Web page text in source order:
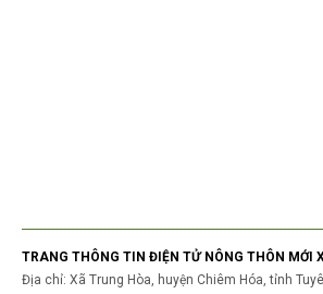
TRANG THÔNG TIN ĐIỆN TỬ NÔNG THÔN MỚI
Địa chỉ: Xã Trung Hòa, huyện Chiêm Hóa, tỉnh